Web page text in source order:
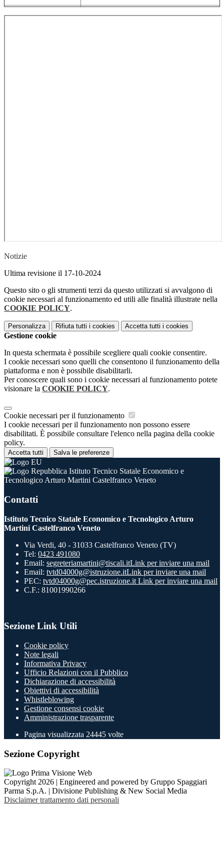
Notizie
Ultima revisione il 17-10-2024
Questo sito o gli strumenti terzi da questo utilizzati si avvalgono di
cookie necessari al funzionamento ed utili alle finalità illustrate nella
COOKIE POLICY.
Personalizza Rifiuta tutti i cookies Accetta tutti i cookies
Gestione cookie
In questa schermata è possibile scegliere quali cookie consentire.
I cookie necessari sono quelli che consentono il funzionamento della
piattaforma e non è possibile disabilitarli.
Per conoscere quali sono i cookie necessari al funzionamento potete
visionare la COOKIE POLICY.
Cookie necessari per il funzionamento
I cookie necessari per il funzionamento non possono essere
disabilitati. È possibile consultare l'elenco nella pagina della cookie
policy.
Accetta tutti Salva le preferenze
Istituto Tecnico Statale Economico e
Tecnologico Arturo Martini Castelfranco Veneto
Contatti
Istituto Tecnico Statale Economico e Tecnologico Arturo
Martini Castelfranco Veneto
Via Verdi, 40 - 31033 Castelfranco Veneto (TV)
Tel: 0423 491080
Email: segreteriamartini@tiscali.itLink per inviare una mail
Email: tvtd04000g@istruzione.itLink per inviare una mail
PEC: tvtd04000g@pec.istruzione.it Link per inviare una mail
C.F.: 81001990266
Sezione Link Utili
Cookie policy
Note legali
Informativa Privacy
Ufficio Relazioni con il Pubblico
Dichiarazione di accessibilità
Obiettivi di accessibilità
Whistleblowing
Gestione consensi cookie
Amministrazione trasparente
Pagina visualizzata 24445 volte
Sezione Copyright
Copyright 2026 | Engineered and powered by Gruppo Spaggiari
Parma S.p.A. | Divisione Publishing & New Social Media
Disclaimer trattamento dati personali